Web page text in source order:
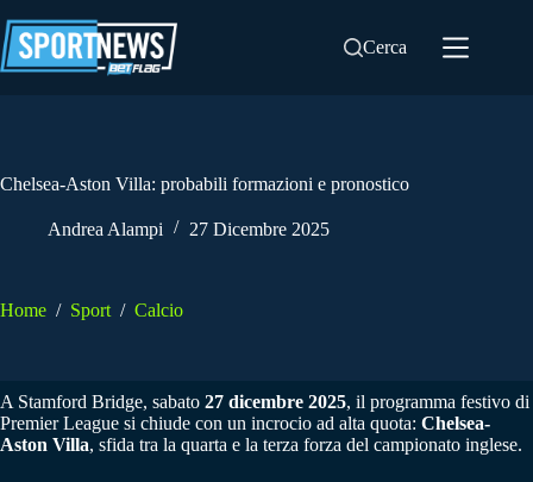
al
contenuto
Cerca
Chelsea-Aston Villa: probabili formazioni e pronostico
Andrea Alampi 27 Dicembre 2025
Home / Sport / Calcio
A Stamford Bridge, sabato 27 dicembre 2025, il programma festivo di
Premier League si chiude con un incrocio ad alta quota: Chelsea-
Aston Villa, sfida tra la quarta e la terza forza del campionato inglese.